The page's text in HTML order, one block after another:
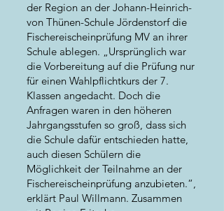
der Region an der Johann-Heinrich-
von Thünen-Schule Jördenstorf die
Fischereischeinprüfung MV an ihrer
Schule ablegen. „Ursprünglich war
die Vorbereitung auf die Prüfung nur
für einen Wahlpflichtkurs der 7.
Klassen angedacht. Doch die
Anfragen waren in den höheren
Jahrgangsstufen so groß, dass sich
die Schule dafür entschieden hatte,
auch diesen Schülern die
Möglichkeit der Teilnahme an der
Fischereischeinprüfung anzubieten.“,
erklärt Paul Willmann. Zusammen